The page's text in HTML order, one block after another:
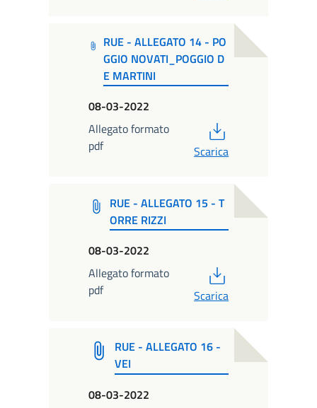
RUE - ALLEGATO 14 - PO
GGIO NOVATI_POGGIO D
E MARTINI
08-03-2022
Allegato formato
pdf
Scarica
RUE - ALLEGATO 15 - T
ORRE RIZZI
08-03-2022
Allegato formato
pdf
Scarica
RUE - ALLEGATO 16 -
VEI
08-03-2022